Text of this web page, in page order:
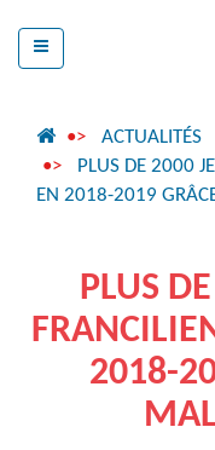
ACTUALITÉS
PLUS DE 2000
EN 2018-2019
PLUS
2018-